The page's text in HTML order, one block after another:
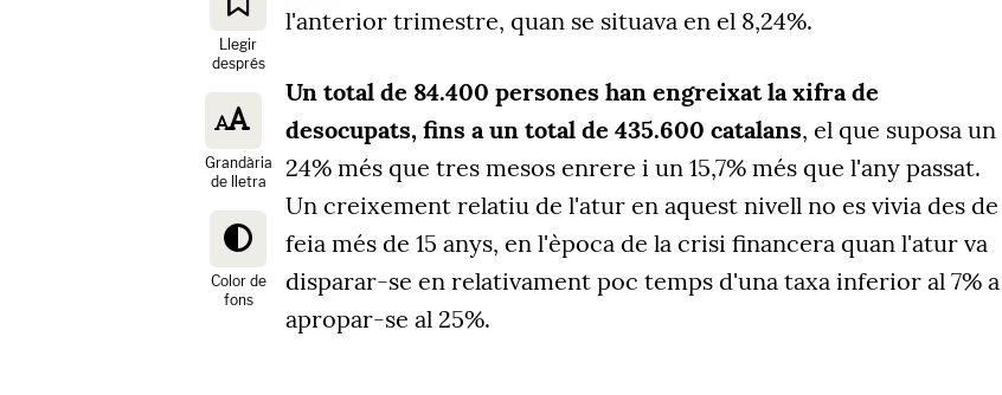
Llegir
després
Grandària
de lletra
Color de
fons
l'anterior trimestre, quan se situava en el 8,24%.
Un total de 84.400 persones han engreixat la xifra de
desocupats, fins a un total de 435.600 catalans, el que suposa un
24% més que tres mesos enrere i un 15,7% més que l'any passat.
Un creixement relatiu de l'atur en aquest nivell no es vivia des de
feia més de 15 anys, en l'època de la crisi financera quan l'atur va
disparar-se en relativament poc temps d'una taxa inferior al 7% a
apropar-se al 25%.